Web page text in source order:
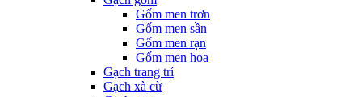
Gốm men trơn
Gốm men sần
Gốm men rạn
Gốm men hoa
Gạch trang trí
Gạch xà cừ